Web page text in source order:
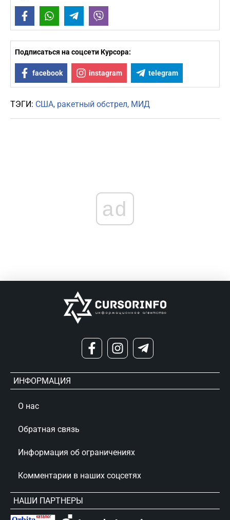
FacebookWhatsAppTelegram
Подписаться на соцсети Курсора:
facebook instagram telegram
ТЭГИ: США ракетный обстрел МИД
ad
ИНФОРМАЦИЯ
О нас
Обратная связь
Информация об ограничениях
Комментарии в наших соцсетях
НАШИ ПАРТНЕРЫ